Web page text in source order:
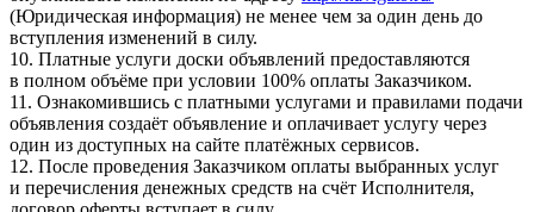
(Юридическая информация) не менее чем за один день до
вступления изменений в силу.
10. Платные услуги доски объявлений предоставляются
в полном объёме при условии 100% оплаты Заказчиком.
11. Ознакомившись с платными услугами и правилами подачи
объявления создаёт объявление и оплачивает услугу через
один из доступных на сайте платёжных сервисов.
12. После проведения Заказчиком оплаты выбранных услуг
и перечисления денежных средств на счёт Исполнителя,